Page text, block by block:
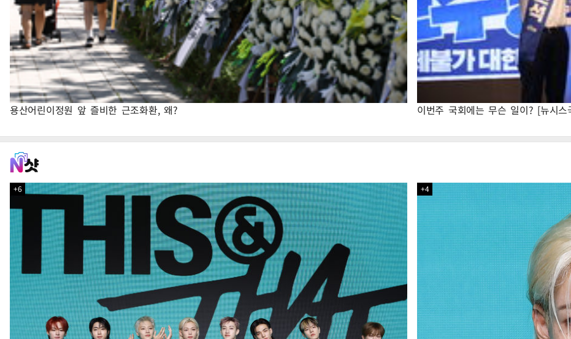
용산어린이정원 앞 즐비한 근조화환, 왜? 이번주 국회에는 무슨 일이? [뉴시스
+6 +4